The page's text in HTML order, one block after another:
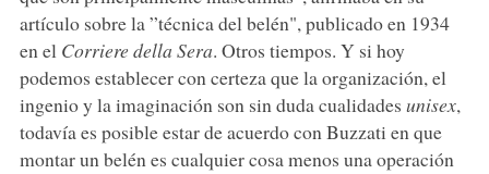
artículo sobre la ”técnica del belén", publicado en 1934
en el Corriere della Sera. Otros tiempos. Y si hoy
podemos establecer con certeza que la organización, el
ingenio y la imaginación son sin duda cualidades unisex,
todavía es posible estar de acuerdo con Buzzati en que
montar un belén es cualquier cosa menos una operación